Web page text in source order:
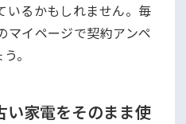
いるかもしれません。毎
マイページで契約アンペ
。
い家電をそのまま使